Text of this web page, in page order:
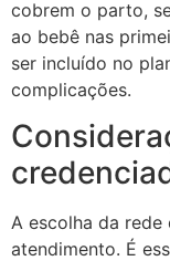
cobrem o parto,
ao bebê nas
ser incluído no
complicações.
A escolha da
atendimento. É